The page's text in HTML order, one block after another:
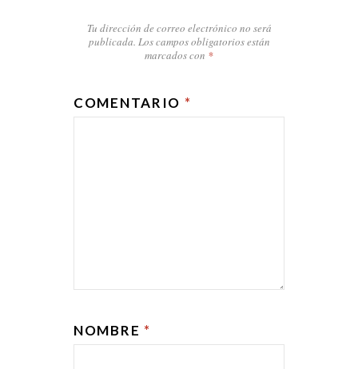
Tu dirección de correo electrónico no será
publicada. Los campos obligatorios están
marcados con *
COMENTARIO *
NOMBRE *